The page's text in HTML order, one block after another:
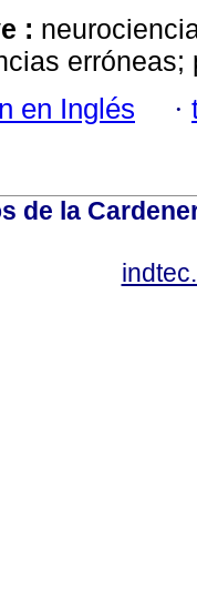
:
en Inglés ·
de la